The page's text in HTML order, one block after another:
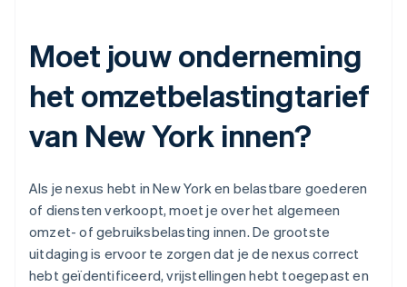
Moet jouw onderneming
het omzetbelastingtarief
van New York innen?
Als je nexus hebt in New York en belastbare goederen
of diensten verkoopt, moet je over het algemeen
omzet- of gebruiksbelasting innen. De grootste
uitdaging is ervoor te zorgen dat je de nexus correct
hebt geïdentificeerd, vrijstellingen hebt toegepast en